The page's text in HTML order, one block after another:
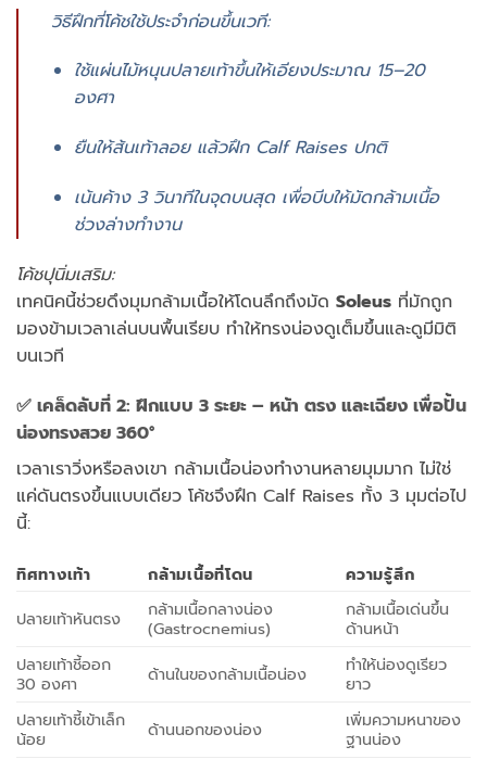
วิธีฝึกที่โค้ชใช้ประจำก่อนขึ้นเวที:
ใช้แผ่นไม้หนุนปลายเท้าขึ้นให้เอียงประมาณ 15–20
องศา
ยืนให้ส้นเท้าลอย แล้วฝึก CalfRaises ปกติ
เน้นค้าง 3 วินาทีในจุดบนสุด เพื่อบีบให้มัดกล้ามเนื้อ
ช่วงล่างทำงาน
โค้ชปุนิ่มเสริม:
เทคนิคนี้ช่วยดึงมุมกล้ามเนื้อให้โดนลึกถึงมัด Soleus ที่มักถูก
มองข้ามเวลาเล่นบนพื้นเรียบ ทำให้ทรงน่องดูเต็มขึ้นและดูมีมิติ
บนเวที
✅ เคล็ดลับที่ 2: ฝึกแบบ 3 ระยะ – หน้า ตรง และเฉียง เพื่อปั้น
น่องทรงสวย 360°
เวลาเราวิ่งหรือลงเขา กล้ามเนื้อน่องทำงานหลายมุมมาก ไม่ใช่
แค่ดันตรงขึ้นแบบเดียว โค้ชจึงฝึก Calf Raises ทั้ง 3 มุมต่อไป
นี้:
ทิศทางเท้า กล้ามเนื้อที่โดน ความรู้สึก
ปลายเท้าหันตรง กล้ามเนื้อกลางน่อง
(Gastrocnemius)
กล้ามเนื้อเด่นขึ้น
ด้านหน้า
ปลายเท้าชี้ออก
30 องศา ด้านในของกล้ามเนื้อน่อง ทำให้น่องดูเรียว
ยาว
ปลายเท้าชี้เข้าเล็ก
น้อย
ด้านนอกของน่อง เพิ่มความหนาของ
ฐานน่อง